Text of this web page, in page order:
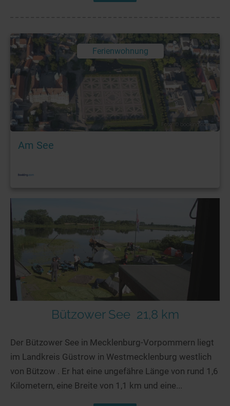
Ferienwohnung
Foto: © booking.com
Am See
Bützower See 21,8 km
Der Bützower See in Mecklenburg-Vorpommern liegt
im Landkreis Güstrow in Westmecklenburg westlich
von Bützow . Er hat eine ungefähre Länge von rund 1,6
Kilometern, eine Breite von 1,1 km und eine...